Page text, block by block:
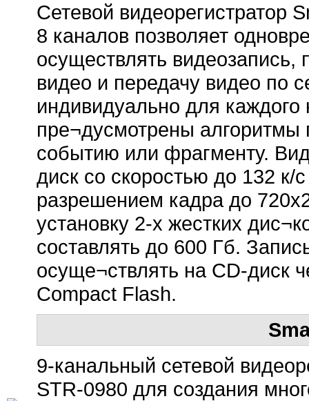
Сетевой видеорегистратор
8 каналов позволяет
осуществлять видеозапись,
видео и передачу видео по
индивидуально для
пре¬дусмотрены
событию или фрагменту.
диск со скоростью до 132
разрешением кадра до
установку 2-х жестких
составлять до 600 Гб.
осуще¬ствлять на CD-диск
Compact Flash.
9-канальный сетевой
STR-0980 для создания